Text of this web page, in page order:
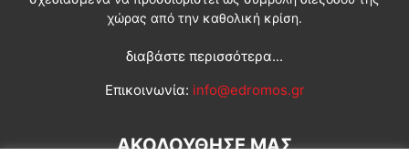
χώρας από την καθολική κρίση.
διαβάστε περισσότερα...
Επικοινωνία: info@edromos.gr
ΑΚΟΛΟΥΘΗΣΕ ΜΑΣ